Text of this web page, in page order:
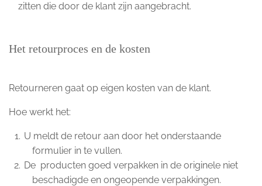
zitten die door de klant zijn aangebracht.
Het retourproces en de kosten
Retourneren gaat op eigen kosten van de klant.
Hoe werkt het:
U meldt de retour aan door het onderstaande
formulier in te vullen.
De producten goed verpakken in de originele niet
beschadigde en ongeopende verpakkingen.